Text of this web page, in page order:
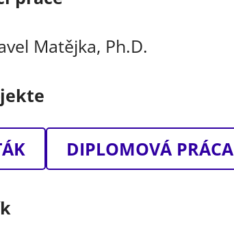
Matějka, Ph.D.
DIPLOMOVÁ PRÁCA